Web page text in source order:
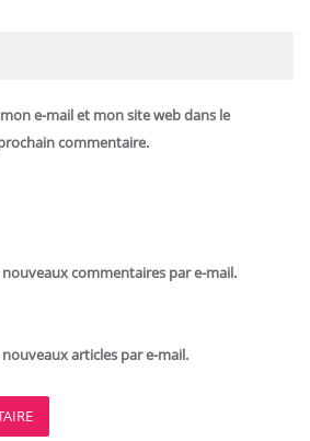
e-mail et mon site web dans le
commentaire.
commentaires par e-mail.
articles par e-mail.